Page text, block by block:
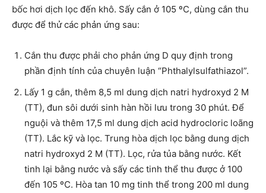
bốc hơi dịch lọc đến khô. Sấy cắn ở 105 ºC, dùng cắn thu
được để thử các phản ứng sau:
Cắn thu được phải cho phản ứng D quy định trong
phần định tính của chuyên luận “Phthalylsulfathiazol”.
Lấy 1 g cắn, thêm 8,5 ml dung dịch natri hydroxyd 2 M
(TT), đun sôi dưới sinh hàn hồi lưu trong 30 phút. Để
nguội và thêm 17,5 ml dung dịch acid hydrocloric loãng
(TT). Lắc kỹ và lọc. Trung hòa dịch lọc bằng dung dịch
natri hydroxyd 2 M (TT). Lọc, rửa tủa bằng nước. Kết
tinh lại bằng nước và sấy các tinh thể thu được ở 100
đến 105 ºC. Hòa tan 10 mg tinh thể trong 200 ml dung